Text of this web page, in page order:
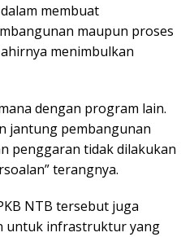
membuat
maupun proses
menimbulkan
dengan program lain.
jantung pembangunan
penggaran tidak dilakukan
terangnya.
NTB tersebut juga
untuk infrastruktur yang